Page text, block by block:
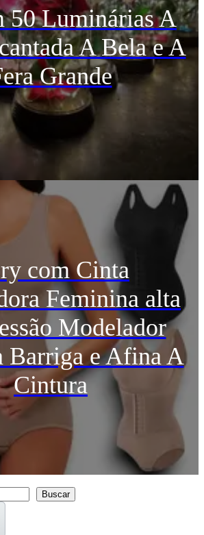
50 Luminárias A
A Bela e A
Grande
com Cinta
Feminina alta
Modelador
Barriga e Afina A
Cintura
Buscar